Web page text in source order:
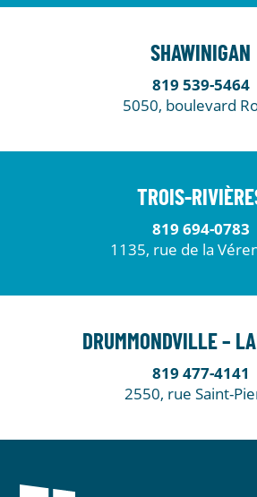
SHAWINIGAN
819 539-5464
5050, boulevard
TROIS-
819 694-0783
1135, rue de la
DRUMMONDVILLE –
819 477-4141
2550, rue Saint-